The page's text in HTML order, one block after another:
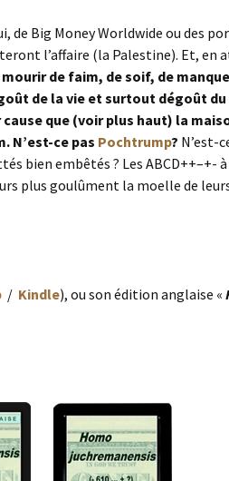
de Big Money Worldwide ou des
l’affaire (la Palestine). Et, en
mourir de faim, de soif, de
de la vie et surtout dégoût
que (voir plus haut) la
N’est-ce pas Pochtrump? N’est-
bien embêtés ? Les ABCD++–+-
plus goulûment la moelle de
/ Kindle), ou son édition anglaise «